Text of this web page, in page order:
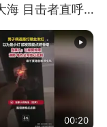
海 目击者直呼
00:20